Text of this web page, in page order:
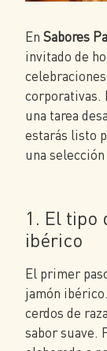
En Sabores
invitado de
corporativas.
una tarea
estarás listo
una
1. El tipo
ibérico
El primer
jamón
cerdos de
sabor suave.